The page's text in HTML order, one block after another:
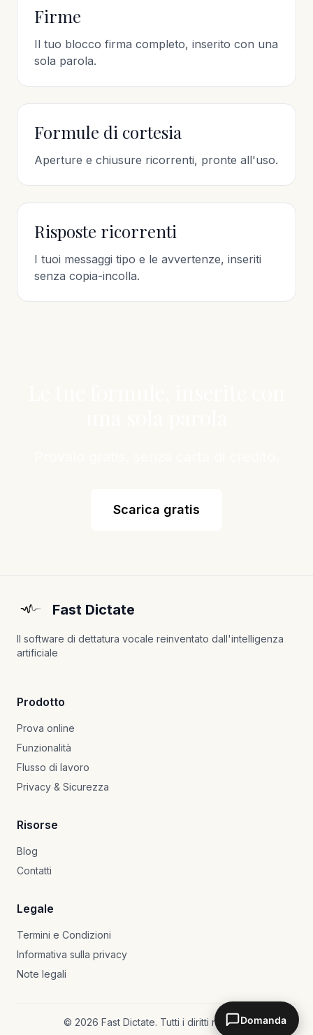
Firme
Il tuo blocco firma completo, inserito con una
sola parola.
Formule di cortesia
Aperture e chiusure ricorrenti, pronte all'uso.
Risposte ricorrenti
I tuoi messaggi tipo e le avvertenze, inseriti
senza copia-incolla.
Scarica gratis
Fast Dictate
Il software di dettatura vocale reinventato dall'intelligenza
artificiale
Prodotto
Prova online
Funzionalità
Flusso di lavoro
Privacy & Sicurezza
Risorse
Blog
Contatti
Legale
Termini e Condizioni
Informativa sulla privacy
Note legali
© 2026 Fast Dictate. Tutti i diritti riservati.Domanda